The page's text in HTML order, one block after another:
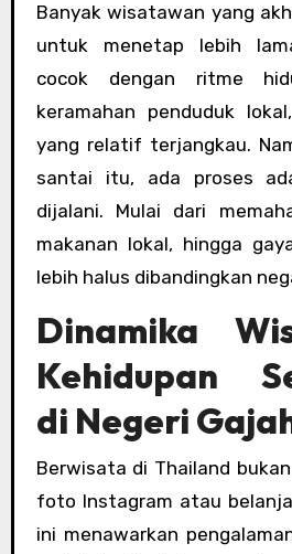
Banyak wisatawan yang
untuk menetap lebih
cocok dengan ritme
keramahan penduduk
yang relatif terjangkau.
santai itu, ada proses
dijalani. Mulai dari
makanan lokal, hingga
lebih halus dibandingkan
Dinamika
Kehidupan
di Negeri
Berwisata di Thailand
foto Instagram atau
ini menawarkan